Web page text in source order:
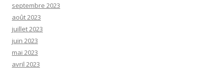
septembre 2023
août 2023
juillet 2023
juin 2023
mai 2023
avril 2023